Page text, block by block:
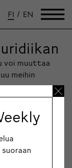
FI / EN
voi muuttaa
meihin